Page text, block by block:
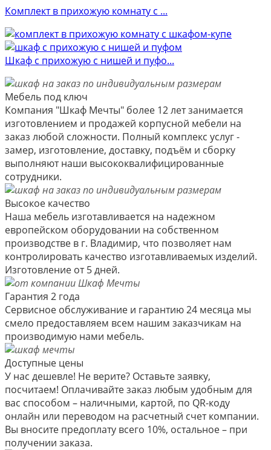
Комплект в прихожую комнату с ...
Шкаф с прихожую с нишей и пуфо...
Мебель под ключ
Компания "Шкаф Мечты" более 12 лет занимается
изготовлением и продажей корпусной мебели на
заказ любой сложности. Полный комплекс услуг -
замер, изготовление, доставку, подъём и сборку
выполняют наши высококвалифицированные
сотрудники.
Высокое качество
Наша мебель изготавливается на надежном
европейском оборудовании на собственном
производстве в г. Владимир, что позволяет нам
контролировать качество изготавливаемых изделий.
Изготовление от 5 дней.
Гарантия 2 года
Сервисное обслуживание и гарантию 24 месяца мы
смело предоставляем всем нашим заказчикам на
производимую нами мебель.
Доступные цены
У нас дешевле! Не верите? Оставьте заявку,
посчитаем! Оплачивайте заказ любым удобным для
вас способом – наличными, картой, по QR-коду
онлайн или переводом на расчетный счет компании.
Вы вносите предоплату всего 10%, остальное – при
получении заказа.